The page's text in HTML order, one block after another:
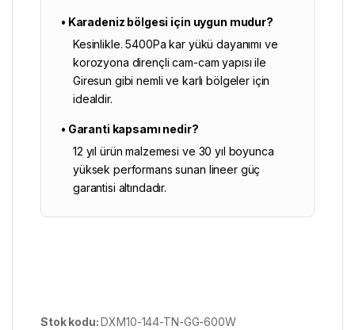
• Karadeniz bölgesi için uygun mudur?
Kesinlikle. 5400Pa kar yükü dayanımı ve
korozyona dirençli cam-cam yapısı ile
Giresun gibi nemli ve karlı bölgeler için
idealdir.
• Garanti kapsamı nedir?
12 yıl ürün malzemesi ve 30 yıl boyunca
yüksek performans sunan lineer güç
garantisi altındadır.
Stok kodu:DXM10-144-TN-GG-600W